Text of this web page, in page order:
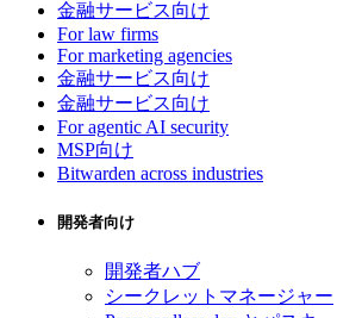
金融サービス向け
For law firms
For marketing agencies
金融サービス向け
金融サービス向け
For agentic AI security
MSP向け
Bitwarden across industries
開発者向け
開発者ハブ
シークレットマネージャー